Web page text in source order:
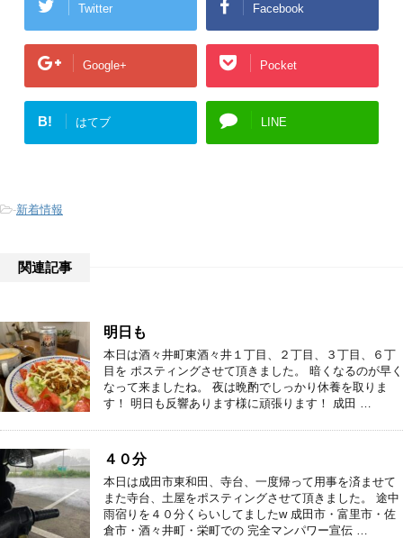
Twitter Facebook
Google+ Pocket
B! はてブ LINE
-新着情報
関連記事
明日も
本日は酒々井町東酒々井１丁目、２丁目、３丁目、６丁
目を ポスティングさせて頂きました。 暗くなるのが早く
なって来ましたね。 夜は晩酌でしっかり休養を取りま
す！ 明日も反響あります様に頑張ります！ 成田 …
４０分
本日は成田市東和田、寺台、一度帰って用事を済ませて
また寺台、土屋をポスティングさせて頂きました。 途中
雨宿りを４０分くらいしてましたw 成田市・富里市・佐
倉市・酒々井町・栄町での 完全マンパワー宣伝 …